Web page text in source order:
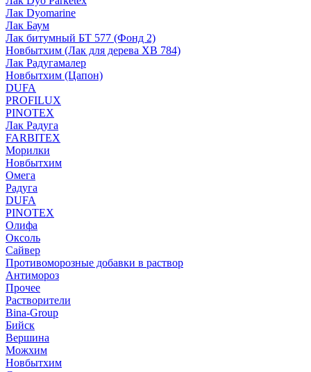
Лак Dyomarine
Лак Баум
Лак битумный БТ 577 (Фонд 2)
Новбытхим (Лак для дерева ХВ 784)
Лак Радугамалер
Новбытхим (Цапон)
DUFA
PROFILUX
PINOTEX
Лак Радуга
FARBITEX
Морилки
Новбытхим
Омега
Радуга
DUFA
PINOTEX
Олифа
Оксоль
Сайвер
Противоморозные добавки в раствор
Антимороз
Прочее
Растворители
Bina-Group
Бийск
Вершина
Можхим
Новбытхим